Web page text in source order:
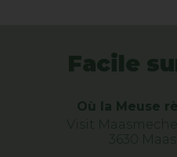
Facile
Où la Meuse
Visit
3630